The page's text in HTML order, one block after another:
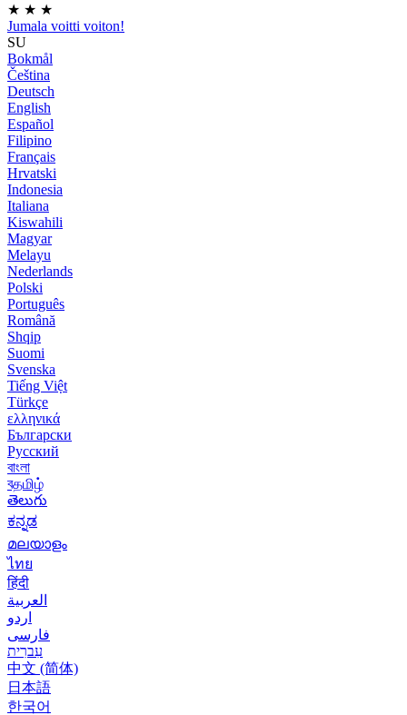
★ ★ ★
Jumala voitti voiton!
SU
Bokmål
Čeština
Deutsch
English
Español
Filipino
Français
Hrvatski
Indonesia
Italiana
Kiswahili
Magyar
Melayu
Nederlands
Polski
Português
Română
Shqip
Suomi
Svenska
Tiếng Việt
Türkçe
ελληνικά
Български
Русский
বাংলা
বதமிழ்
తెలుగు
ಕನ್ನಡ
മലയാളം
ไทย
हिंदी
العربية
اردو
فارسی
עִברִית
中文 (简体)
日本語
한국어